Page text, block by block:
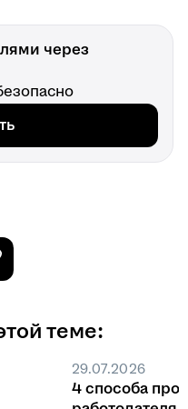
через
теме:
29.07.2026
4 способа